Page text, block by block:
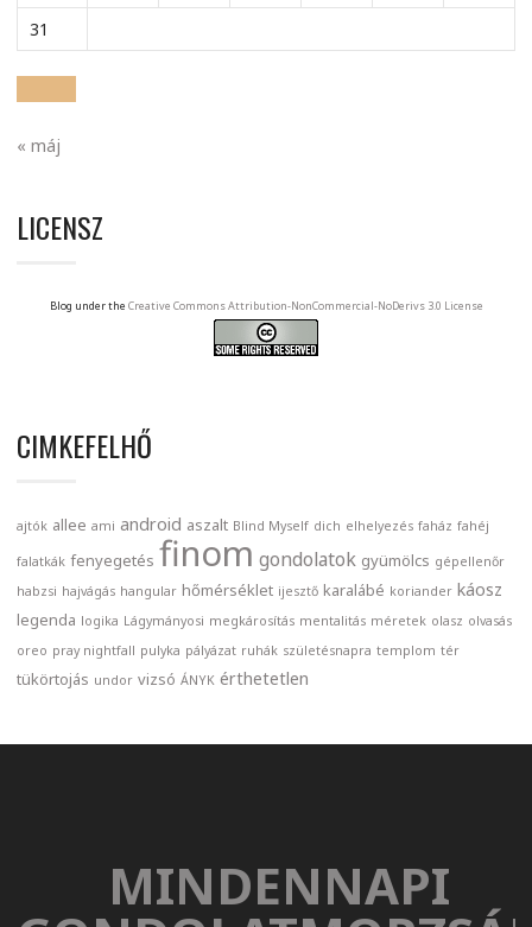
31
« máj
LICENSZ
Blog under the Creative Commons Attribution-NonCommercial-NoDerivs 3.0 License
CIMKEFELHŐ
ajtók allee ami android aszalt Blind Myself dich elhelyezés faház fahéj
falatkák fenyegetés finom gondolatok gyümölcs gépellenőr
habzsi hajvágás hangular hőmérséklet ijesztő karalábé koriander káosz
legenda logika Lágymányosi megkárosítás mentalitás méretek olasz olvasás
oreo pray nightfall pulyka pályázat ruhák születésnapra templom tér
tükörtojás undor vizsó ÁNYK érthetetlen
MINDENNAPI